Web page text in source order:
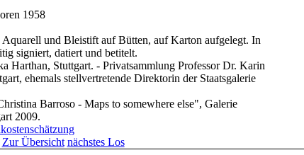
1958
und Bleistift auf Bütten, auf Karton aufgelegt. In
signiert, datiert und betitelt.
Harthan, Stuttgart. - Privatsammlung Professor Dr. Karin
ehemals stellvertretende Direktorin der Staatsgalerie
Barroso - Maps to somewhere else", Galerie
2009.
Zur Übersicht nächstes Los